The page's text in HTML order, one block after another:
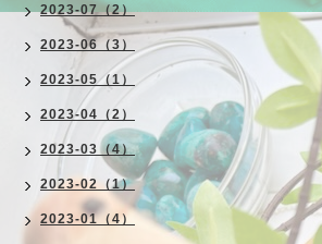
2023-07（2）
2023-06（3）
2023-05（1）
2023-04（2）
2023-03（4）
2023-02（1）
2023-01（4）